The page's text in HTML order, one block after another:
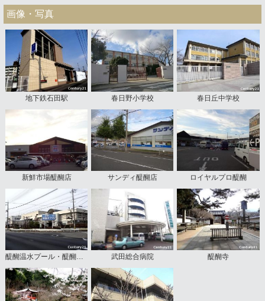
画像・写真
地下鉄石田駅 春日野小学校 春日丘中学校
新鮮市場醍醐店 サンディ醍醐店 ロイヤルプロ醍醐
醍醐温水プール・醍醐図書館 武田総合病院 醍醐寺